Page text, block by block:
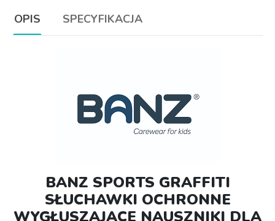
OPIS SPECYFIKACJA
BANZ SPORTS GRAFFITI
SŁUCHAWKI OCHRONNE
WYGŁUSZAJĄCE NAUSZNIKI DLA